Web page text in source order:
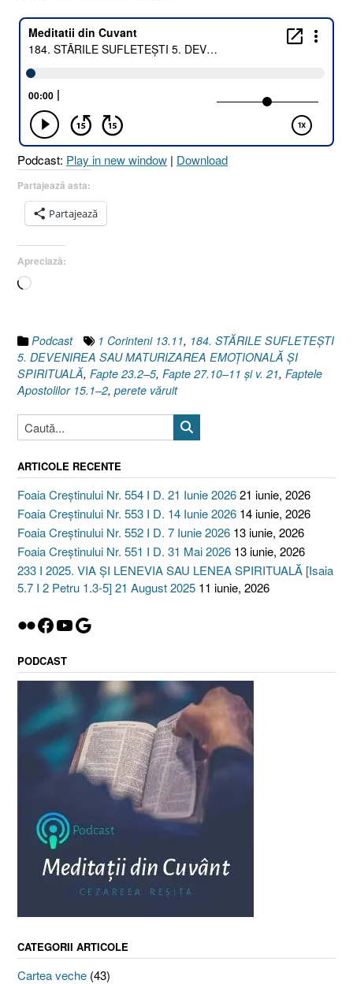
SUFLETEȘTI
5.
DEVENIREA
SPIRITUALĂ
[Faptele
27.10–
11
și
v.
1
13.11]”
Podcast: Play in new window | Download
Partajează asta:
Partajează
Apreciază:
Încarc...
Podcast 1 Corinteni 13.11, 184. STĂRILE SUFLETEȘTI
5. DEVENIREA SAU MATURIZAREA EMOȚIONALĂ ȘI
SPIRITUALĂ, Fapte 23.2–5, Fapte 27.10–11 și v. 21, Faptele
Apostolilor 15.1–2, perete văruit
ARTICOLE RECENTE
Foaia Creștinului Nr. 554 I D. 21 Iunie 202621 iunie, 2026
Foaia Creștinului Nr. 553 I D. 14 Iunie 2026 14 iunie, 2026
Foaia Creștinului Nr. 552 I D. 7 Iunie 2026 13 iunie, 2026
Foaia Creștinului Nr. 551 I D. 31 Mai 2026 13 iunie, 2026
233 I 2025. VIA ȘI LENEVIA SAU LENEA SPIRITUALĂ [Isaia
5.7 I 2 Petru 1.3-5] 21 August 2025 11 iunie, 2026
Flickr
Facebook
YouTube
Google
PODCAST
CATEGORII ARTICOLE
Cartea veche (43)